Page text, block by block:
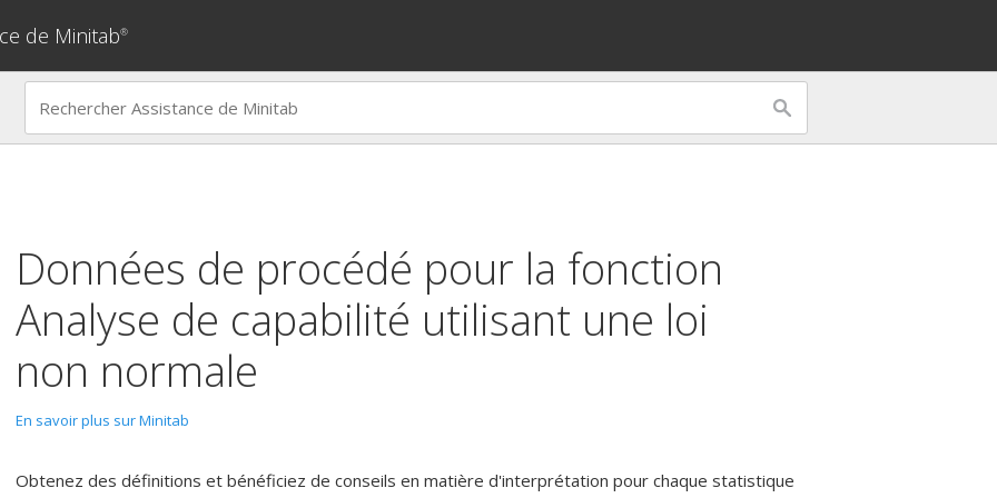
de Minitab®
Données de procédé pour la fonction
Analyse de capabilité utilisant une loi
non normale
En savoir plus sur Minitab
Obtenez des définitions et bénéficiez de conseils en matière d'interprétation pour chaque statistique